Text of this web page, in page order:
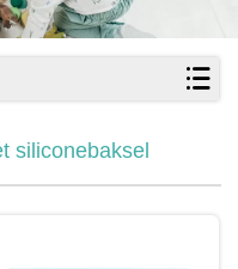
siliconebaksel